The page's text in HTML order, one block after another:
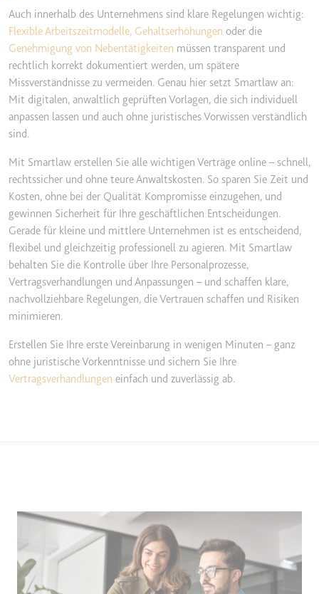
Auch innerhalb des Unternehmens sind klare Regelungen wichtig:
Flexible Arbeitszeitmodelle, Gehaltserhöhungen oder die
Genehmigung von Nebentätigkeiten müssen transparent und
rechtlich korrekt dokumentiert werden, um spätere
Missverständnisse zu vermeiden. Genau hier setzt Smartlaw an:
Mit digitalen, anwaltlich geprüften Vorlagen, die sich individuell
anpassen lassen und auch ohne juristisches Vorwissen verständlich
sind.
Mit Smartlaw erstellen Sie alle wichtigen Verträge online – schnell,
rechtssicher und ohne teure Anwaltskosten. So sparen Sie Zeit und
Kosten, ohne bei der Qualität Kompromisse einzugehen, und
gewinnen Sicherheit für Ihre geschäftlichen Entscheidungen.
Gerade für kleine und mittlere Unternehmen ist es entscheidend,
flexibel und gleichzeitig professionell zu agieren. Mit Smartlaw
behalten Sie die Kontrolle über Ihre Personalprozesse,
Vertragsverhandlungen und Anpassungen – und schaffen klare,
nachvollziehbare Regelungen, die Vertrauen schaffen und Risiken
minimieren.
Erstellen Sie Ihre erste Vereinbarung in wenigen Minuten – ganz
ohne juristische Vorkenntnisse und sichern Sie Ihre
Vertragsverhandlungen einfach und zuverlässig ab.
Image